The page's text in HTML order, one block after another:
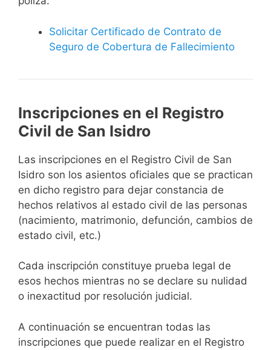
Solicitar Certificado de Contrato de
Seguro de Cobertura de Fallecimiento
Inscripciones en el Registro
Civil de San Isidro
Las inscripciones en el Registro Civil de San
Isidro son los asientos oficiales que se practican
en dicho registro para dejar constancia de
hechos relativos al estado civil de las personas
(nacimiento, matrimonio, defunción, cambios de
estado civil, etc.)
Cada inscripción constituye prueba legal de
esos hechos mientras no se declare su nulidad
o inexactitud por resolución judicial.
A continuación se encuentran todas las
inscripciones que puede realizar en el Registro